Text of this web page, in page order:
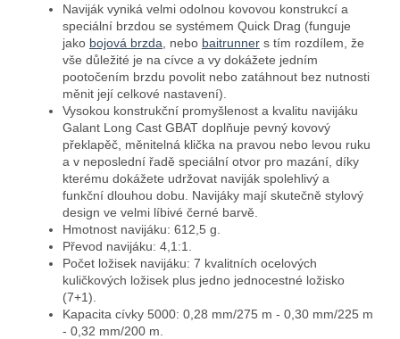
Naviják vyniká velmi odolnou kovovou konstrukcí a
speciální brzdou se systémem Quick Drag (funguje
jako bojová brzda , nebo baitrunner s tím rozdílem, že
vše důležité je na cívce a vy dokážete jedním
pootočením brzdu povolit nebo zatáhnout bez nutnosti
měnit její celkové nastavení).
Vysokou konstrukční promyšlenost a kvalitu navijáku
Galant Long Cast GBAT doplňuje pevný kovový
překlapěč, měnitelná klička na pravou nebo levou ruku
a v neposlední řadě speciální otvor pro mazání, díky
kterému dokážete udržovat naviják spolehlivý a
funkční dlouhou dobu. Navijáky mají skutečně stylový
design ve velmi líbivé černé barvě.
Hmotnost navijáku: 612,5 g.
Převod navijáku: 4,1:1.
Počet ložisek navijáku: 7 kvalitních ocelových
kuličkových ložisek plus jedno jednocestné ložisko
(7+1).
Kapacita cívky 5000: 0,28 mm/275 m - 0,30 mm/225 m
- 0,32 mm/200 m.